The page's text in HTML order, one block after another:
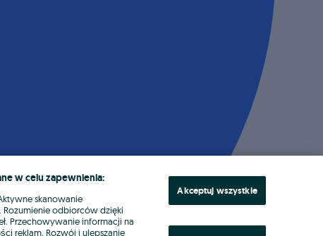
w celu zapewnienia:
skanowanie
odbiorców dzięki
Przechowywanie informacji na
reklam. Rozwój i ulepszanie
Akceptuj wszystkie